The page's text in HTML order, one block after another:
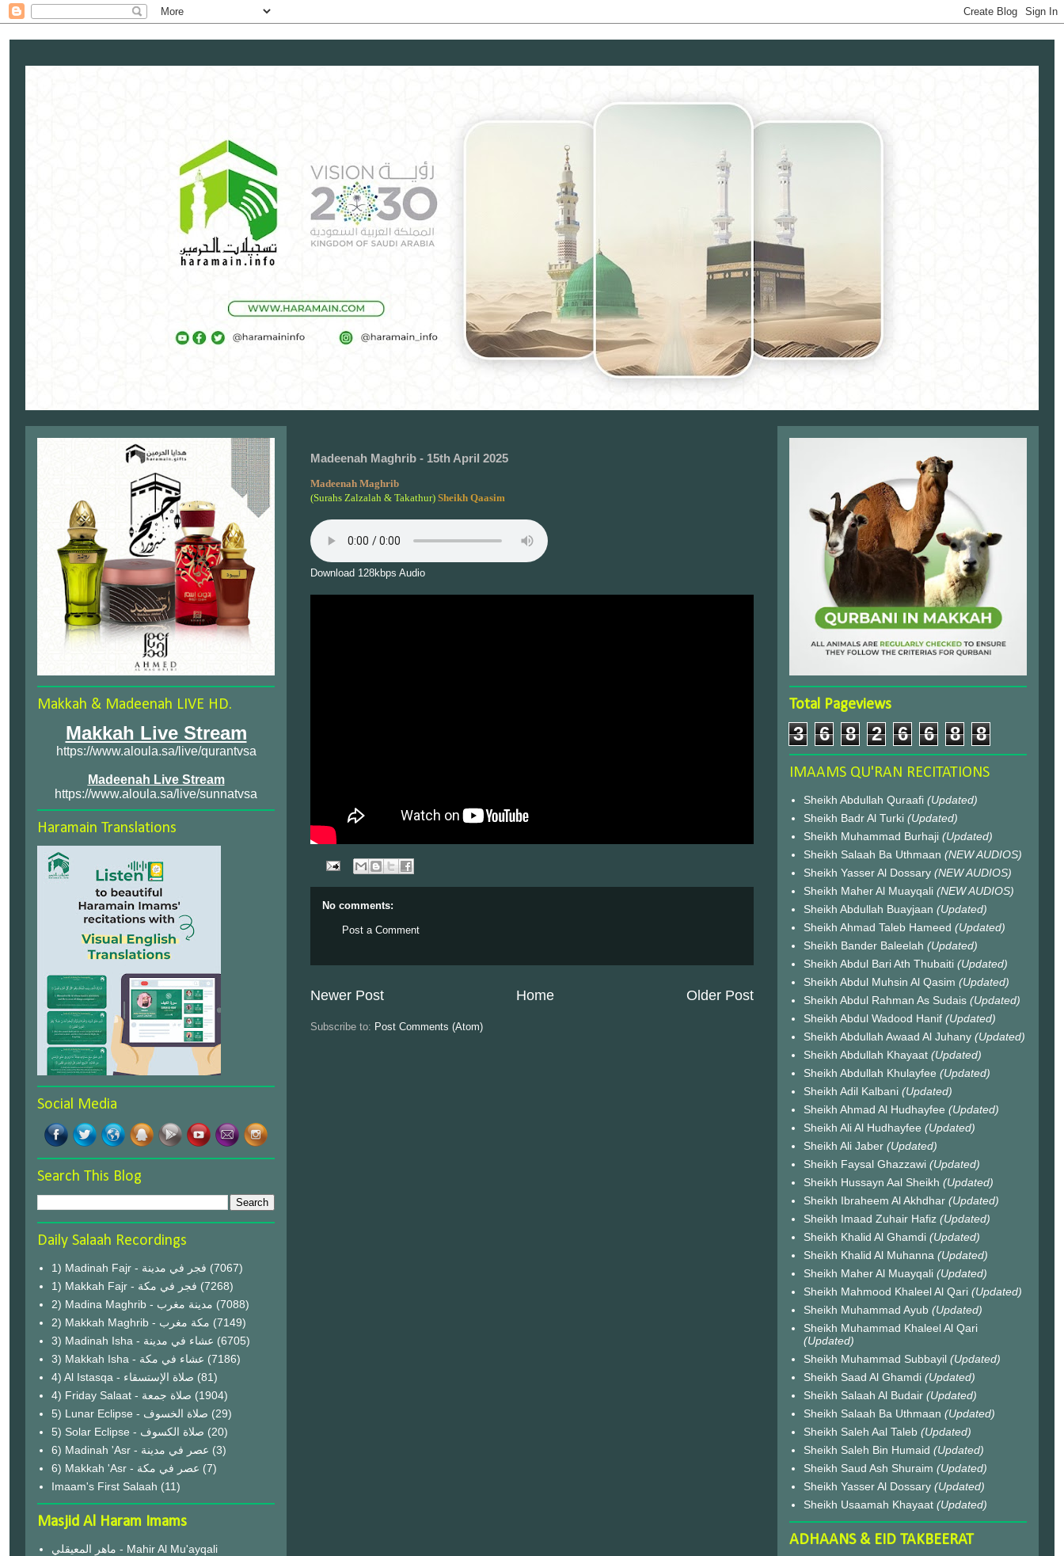
Madeenah Maghrib - 15th April 2025
Madeenah Maghrib
(Surahs Zalzalah & Takathur) Sheikh Qaasim
Download 128kbps Audio
No comments:
Post a Comment
Newer Post Older Post
Home
Subscribe to: Post Comments (Atom)
Makkah & Madeenah LIVE HD.
Makkah Live Stream
https://www.aloula.sa/live/qurantvsa
Madeenah Live Stream
https://www.aloula.sa/live/sunnatvsa
Haramain Translations
Social Media
Search This Blog
Daily Salaah Recordings
1) Madinah Fajr - فجر في مدينة (7067)
1) Makkah Fajr - فجر في مكة (7268)
2) Madina Maghrib - مدينة مغرب (7088)
2) Makkah Maghrib - مكة مغرب (7149)
3) Madinah Isha - عشاء في مدينة (6705)
3) Makkah Isha - عشاء في مكة (7186)
4) Al Istasqa - صلاة الإستسقاء (81)
4) Friday Salaat - صلاة جمعة (1904)
5) Lunar Eclipse - صلاة الخسوف (29)
(20)
6) Madinah 'Asr - عصر في مدينة (3)
6) Makkah 'Asr - عصر في مكة (7)
Imaam's First Salaah (11)
Masjid Al Haram Imams
ماهر المعيقلي - Mahir Al Mu'ayqali
Total Pageviews
3 6 8 2 6 6 8 8
IMAAMS QU'RAN RECITATIONS
Sheikh Abdullah Quraafi (Updated)
Sheikh Badr Al Turki (Updated)
Sheikh Muhammad Burhaji (Updated)
Sheikh Salaah Ba Uthmaan (NEW AUDIOS)
Sheikh Yasser Al Dossary (NEW AUDIOS)
Sheikh Maher Al Muayqali (NEW AUDIOS)
Sheikh Abdullah Buayjaan (Updated)
Sheikh Ahmad Taleb Hameed (Updated)
Sheikh Bander Baleelah (Updated)
Sheikh Abdul Bari Ath Thubaiti (Updated)
Sheikh Abdul Muhsin Al Qasim (Updated)
Sheikh Abdul Rahman As Sudais (Updated)
Sheikh Abdul Wadood Hanif (Updated)
Sheikh Abdullah Awaad Al Juhany (Updated)
Sheikh Abdullah Khayaat (Updated)
Sheikh Abdullah Khulayfee (Updated)
Sheikh Adil Kalbani (Updated)
Sheikh Ahmad Al Hudhayfee (Updated)
Sheikh Ali Al Hudhayfee (Updated)
Sheikh Ali Jaber (Updated)
Sheikh Faysal Ghazzawi (Updated)
Sheikh Hussayn Aal Sheikh (Updated)
Sheikh Ibraheem Al Akhdhar (Updated)
Sheikh Imaad Zuhair Hafiz (Updated)
Sheikh Khalid Al Ghamdi (Updated)
Sheikh Khalid Al Muhanna (Updated)
Sheikh Maher Al Muayqali (Updated)
Sheikh Mahmood Khaleel Al Qari (Updated)
Sheikh Muhammad Ayub (Updated)
Sheikh Muhammad Khaleel Al Qari
(Updated)
Sheikh Muhammad Subbayil (Updated)
Sheikh Saad Al Ghamdi (Updated)
Sheikh Salaah Al Budair (Updated)
Sheikh Salaah Ba Uthmaan (Updated)
Sheikh Saleh Aal Taleb (Updated)
Sheikh Saleh Bin Humaid (Updated)
Sheikh Saud Ash Shuraim (Updated)
Sheikh Yasser Al Dossary (Updated)
Sheikh Usaamah Khayaat (Updated)
ADHAANS & EID TAKBEERAT